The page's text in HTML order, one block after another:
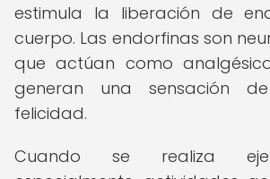
estimula la liberación de
cuerpo. Las endorfinas son
que actúan como
generan una sensación
felicidad.
Cuando se realiza